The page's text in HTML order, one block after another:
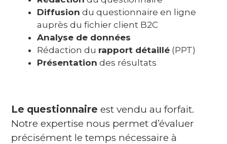
Diffusion du questionnaire en ligne
auprès du fichier client B2C
Analyse de données
Rédaction du rapport détaillé (PPT)
Présentation des résultats
Le questionnaire est vendu au forfait.
Notre expertise nous permet d’évaluer
précisément le temps nécessaire à